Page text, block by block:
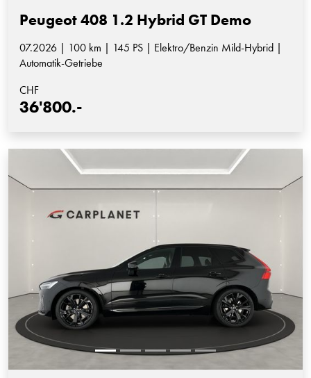
Peugeot 408 1.2 Hybrid GT Demo
07.2026 | 100 km | 145 PS | Elektro/Benzin Mild-Hybrid |
Automatik-Getriebe
CHF
36'800.-